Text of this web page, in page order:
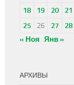
18
19 20 21
25
26 27 28
« Ноя Янв »
АРХИВЫ